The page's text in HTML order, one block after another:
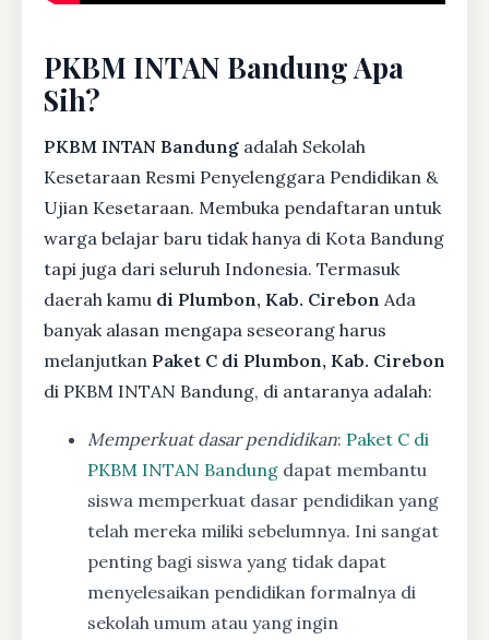
PKBM INTAN Bandung Apa
Sih?
PKBM INTAN Bandung adalah Sekolah
Kesetaraan Resmi Penyelenggara Pendidikan &
Ujian Kesetaraan. Membuka pendaftaran untuk
warga belajar baru tidak hanya di Kota Bandung
tapi juga dari seluruh Indonesia. Termasuk
daerah kamu di Plumbon, Kab. Cirebon Ada
banyak alasan mengapa seseorang harus
melanjutkan Paket C di Plumbon, Kab. Cirebon
di PKBM INTAN Bandung, di antaranya adalah:
Memperkuat dasar pendidikan: Paket C di
PKBM INTAN Bandung dapat membantu
siswa memperkuat dasar pendidikan yang
telah mereka miliki sebelumnya. Ini sangat
penting bagi siswa yang tidak dapat
menyelesaikan pendidikan formalnya di
sekolah umum atau yang ingin